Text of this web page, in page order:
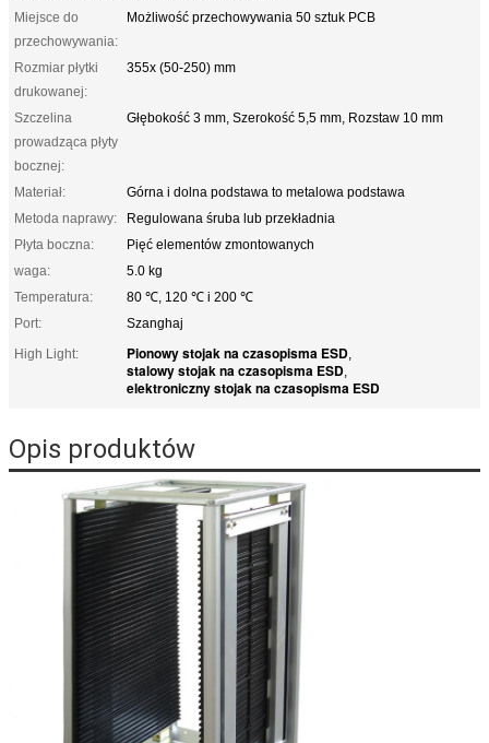
Miejsce do
przechowywania:
Możliwość przechowywania 50 sztuk PCB
Rozmiar płytki
drukowanej:
355x (50-250) mm
Szczelina
prowadząca płyty
bocznej:
Głębokość 3 mm, Szerokość 5,5 mm, Rozstaw 10 mm
Materiał:
Górna i dolna podstawa to metalowa podstawa
Metoda naprawy:
Regulowana śruba lub przekładnia
Płyta boczna:
Pięć elementów zmontowanych
waga:
5.0 kg
Temperatura:
80 ℃, 120 ℃ i 200 ℃
Port:
Szanghaj
High Light:
Pionowy stojak na czasopisma ESD,
stalowy stojak na czasopisma ESD,
elektroniczny stojak na czasopisma ESD
Opis produktów